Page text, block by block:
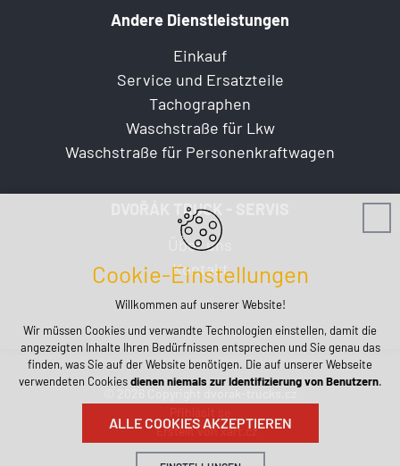
Andere Dienstleistungen
Einkauf
Service und Ersatzteile
Tachographen
Waschstraße für Lkw
Waschstraße für Personenkraftwagen
DVOŘÁK TRUCK - SERVIS
Über uns
Kontakt
Erstellt von xart.cz
Cookie-Einstellungen
Willkommen auf unserer Website!
Wir müssen Cookies und verwandte Technologien einstellen, damit die
angezeigten Inhalte Ihren Bedürfnissen entsprechen und Sie genau das
finden, was Sie auf der Website benötigen. Die auf unserer Webseite
verwendeten Cookiesdienen niemals zur Identifizierung von Benutzern.
ALLE COOKIES AKZEPTIEREN